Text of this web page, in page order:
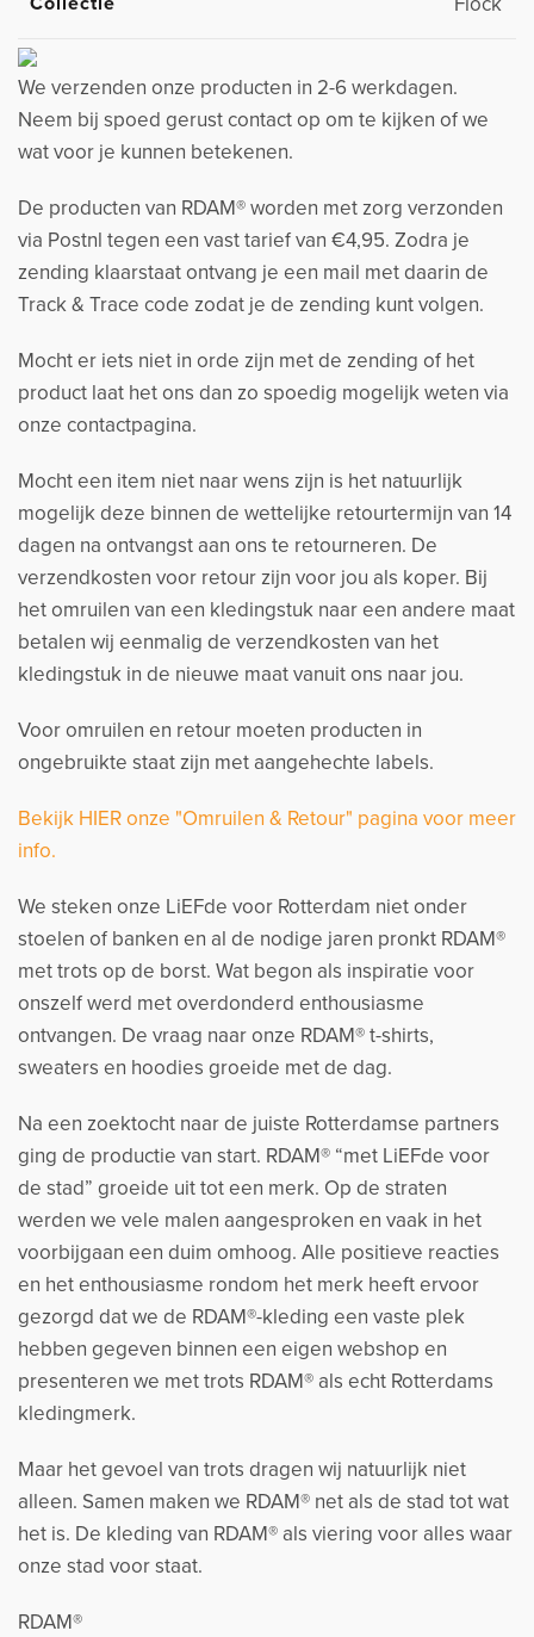
We verzenden onze producten in 2-6 werkdagen.
Neem bij spoed gerust contact op om te kijken of we
wat voor je kunnen betekenen.
De producten van RDAM® worden met zorg verzonden
via Postnl tegen een vast tarief van €4,95. Zodra je
zending klaarstaat ontvang je een mail met daarin de
Track & Trace code zodat je de zending kunt volgen.
Mocht er iets niet in orde zijn met de zending of het
product laat het ons dan zo spoedig mogelijk weten via
onze contactpagina.
Mocht een item niet naar wens zijn is het natuurlijk
mogelijk deze binnen de wettelijke retourtermijn van 14
dagen na ontvangst aan ons te retourneren. De
verzendkosten voor retour zijn voor jou als koper. Bij
het omruilen van een kledingstuk naar een andere maat
betalen wij eenmalig de verzendkosten van het
kledingstuk in de nieuwe maat vanuit ons naar jou.
Voor omruilen en retour moeten producten in
ongebruikte staat zijn met aangehechte labels.
Bekijk HIER onze "Omruilen & Retour" pagina voor meer
info.
We steken onze LiEFde voor Rotterdam niet onder
stoelen of banken en al de nodige jaren pronkt RDAM®
met trots op de borst. Wat begon als inspiratie voor
onszelf werd met overdonderd enthousiasme
ontvangen. De vraag naar onze RDAM® t-shirts,
sweaters en hoodies groeide met de dag.
Na een zoektocht naar de juiste Rotterdamse partners
ging de productie van start. RDAM® “met LiEFde voor
de stad” groeide uit tot een merk. Op de straten
werden we vele malen aangesproken en vaak in het
voorbijgaan een duim omhoog. Alle positieve reacties
en het enthousiasme rondom het merk heeft ervoor
gezorgd dat we de RDAM®-kleding een vaste plek
hebben gegeven binnen een eigen webshop en
presenteren we met trots RDAM® als echt Rotterdams
kledingmerk.
Maar het gevoel van trots dragen wij natuurlijk niet
alleen. Samen maken we RDAM® net als de stad tot wat
het is. De kleding van RDAM® als viering voor alles waar
onze stad voor staat.
RDAM®